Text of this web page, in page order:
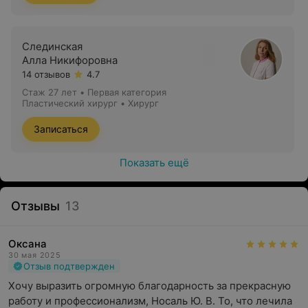
В нашем медицинском центре можно получить
комплексную помощь в лечении гнойно-
воспалительных, посттравматических проблем мягких
Слединская
Алла Никифоровна
14 отзывов
4.7
Стаж 27 лет • Первая категория
Пластический хирург • Хирург
Записаться
Показать ещё
Отзывы 13
Оксана
30 мая 2025
Отзыв подтвержден
Хочу выразить огромную благодарность за прекрасную
работу и профессионализм, Носаль Ю. В. То, что лечила